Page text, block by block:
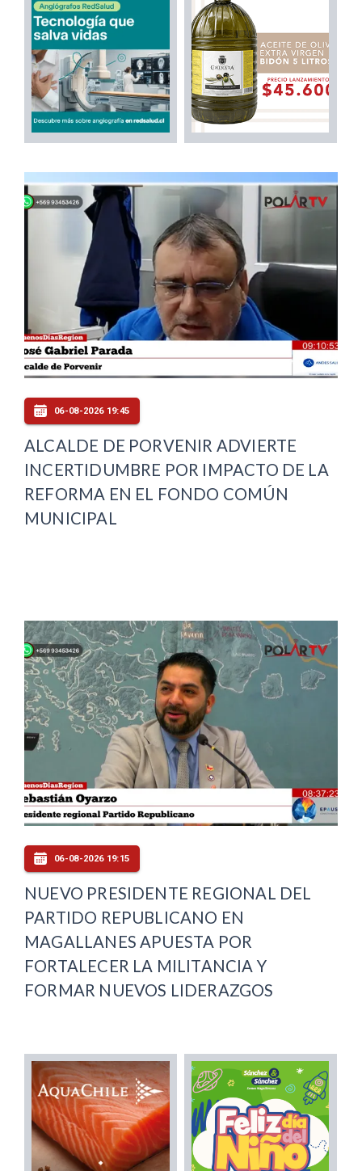
06-08-2026 19:45
ALCALDE DE PORVENIR ADVIERTE
INCERTIDUMBRE POR IMPACTO DE LA
REFORMA EN EL FONDO COMÚN
MUNICIPAL
06-08-2026 19:15
NUEVO PRESIDENTE REGIONAL DEL
PARTIDO REPUBLICANO EN
MAGALLANES APUESTA POR
FORTALECER LA MILITANCIA Y
FORMAR NUEVOS LIDERAZGOS